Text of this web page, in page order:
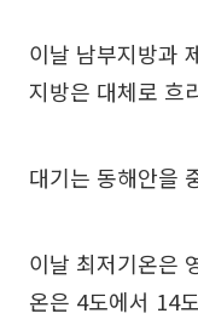
이날 남부지방과
지방은 대체로 흐
대기는 동해안을
이날 최저기온은
온은 4도에서 14